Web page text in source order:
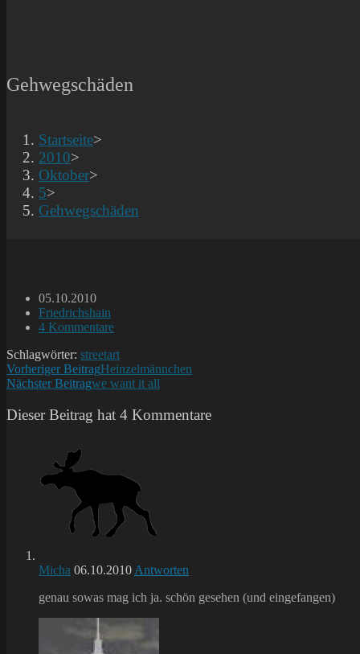
Gehwegschäden
Startseite>
2010>
Oktober>
5>
Gehwegschäden
Beitrag
veröffentlicht:
05.10.2010
Beitrags-
Kategorie:
Friedrichshain
Beitrags-
4 Kommentare
Schlagwörter: streetart
Weitere
Artikel
ansehen
Vorheriger BeitragHeinzelmännchen
Nächster Beitragwe want it all
Dieser Beitrag hat 4 Kommentare
Micha 06.10.2010 Antworten
genau sowas mag ich ja. schön gesehen (und eingefangen)